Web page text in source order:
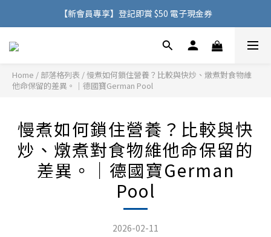
購物滿 HK$500，即可免費享用香港地區送貨服務
【新會員專享】登記即賞 $50 電子現金券
購物滿 HK$500，即可免費享用香港地區送貨服務
Home / 部落格列表 /慢煮如何鎖住營養？比較與快炒、燉煮對食物維
他命保留的差異。｜德國寶German Pool
慢煮如何鎖住營養？比較與快
炒、燉煮對食物維他命保留的
差異。｜德國寶German
Pool
2026-02-11